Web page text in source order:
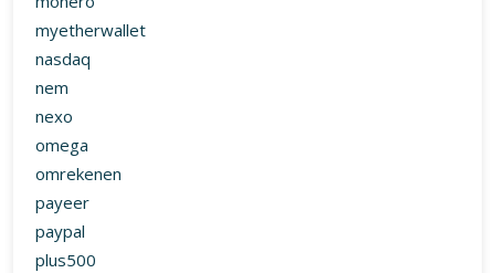
myetherwallet
nasdaq
nem
nexo
omega
omrekenen
payeer
paypal
plus500